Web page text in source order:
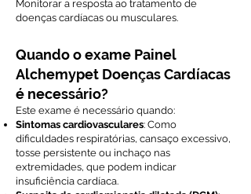
Monitorar a resposta ao tratamento de
doenças cardíacas ou musculares.
Quando o exame Painel
Alchemypet Doenças Cardíacas
é necessário?
Este exame é necessário quando:
Sintomas cardiovasculares: Como
dificuldades respiratórias, cansaço excessivo,
tosse persistente ou inchaço nas
extremidades, que podem indicar
insuficiência cardíaca.